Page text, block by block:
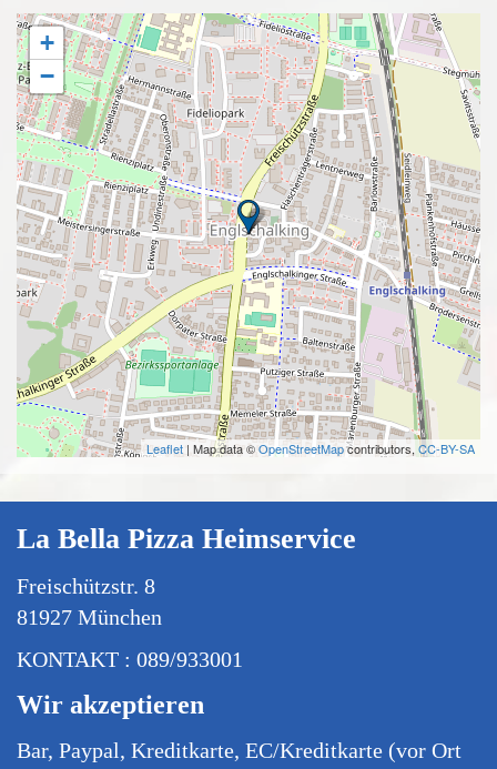
+
−
Leaflet | Map data ©OpenStreetMapcontributors, CC-BY-SA
La Bella Pizza Heimservice
Freischützstr. 8
81927 München
KONTAKT : 089/933001
Wir akzeptieren
Bar, Paypal, Kreditkarte, EC/Kreditkarte (vor Ort